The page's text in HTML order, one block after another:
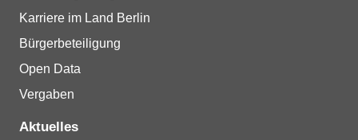
Karriere im Land Berlin
Bürgerbeteiligung
Open Data
Vergaben
Aktuelles